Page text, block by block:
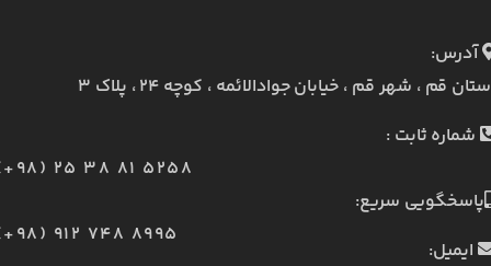
آدرس:
قم ، شهر قم ، خیابان جوادالائمه ، کوچه ۲۴ ، پلاک ۳
شماره ثابت :
25 38 81 5258
پاسخگویی سریع:
912 748 8995
ایمیل: